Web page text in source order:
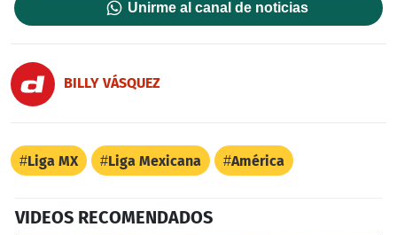
Unirme al canal de noticias
BILLY VÁSQUEZ
Liga MX Liga Mexicana América
VIDEOS RECOMENDADOS